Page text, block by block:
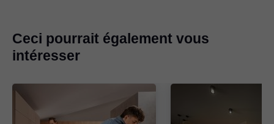
Ceci pourrait également vous
intéresser